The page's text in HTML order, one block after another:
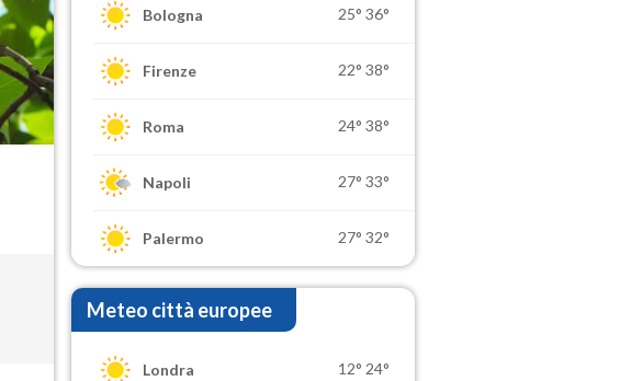
Bologna 25° 36°
Firenze 22° 38°
Roma 24° 38°
Napoli 27° 33°
Palermo 27° 32°
Meteo città europee
Londra 12° 24°